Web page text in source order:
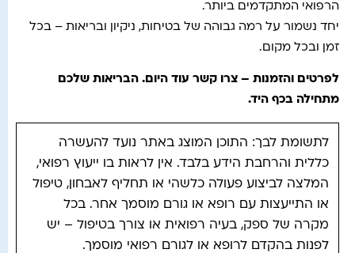
הרפואי המתקדמים ביותר.
יחד נשמור על רמה גבוהה של בטיחות, ניקיון ובריאות – בכל
זמן ובכל מקום.
לפרטים והזמנות – צרו קשר עוד היום. הבריאות שלכם
מתחילה בכף היד.
לתשומת לבך: התוכן המוצג באתר נועד להעשרה
כללית והרחבת הידע בלבד. אין לראות בו ייעוץ רפואי,
המלצה לביצוע פעולה כלשהי או תחליף לאבחון, טיפול
או התייעצות עם רופא או גורם מוסמך אחר. בכל
מקרה של ספק, בעיה רפואית או צורך בטיפול – יש
לפנות בהקדם לרופא או לגורם רפואי מוסמך.